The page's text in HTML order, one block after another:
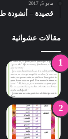
مايو 5, 2017
قصيدة – أنشودة
مقالات عشوائية